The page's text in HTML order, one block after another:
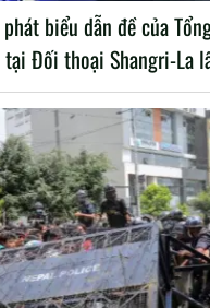
biểu dẫn đề của
tại Đối thoại Shangri-La